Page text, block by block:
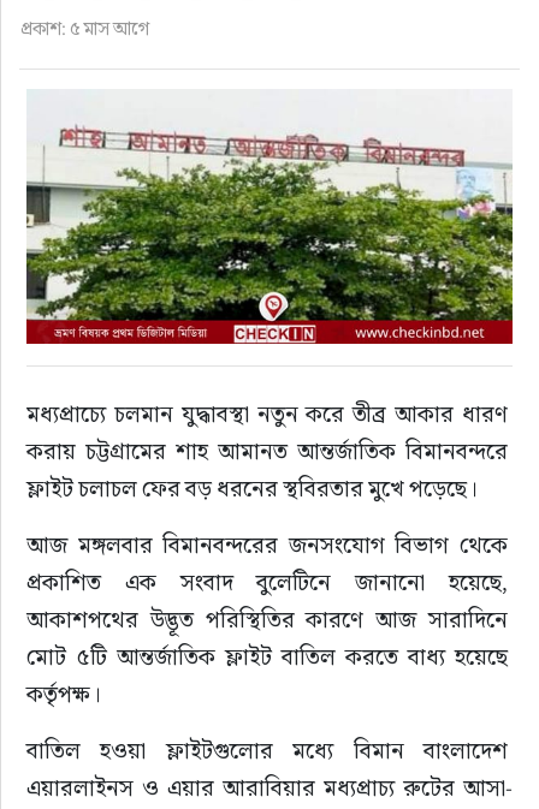
ফুড
হজ-ওমরাহ
ভিডিও
আরও
প্রকাশ: ৫ মাস আগে
মধ্যপ্রাচ্যে চলমান যুদ্ধাবস্থা নতুন করে তীব্র আকার ধারণ
করায় চট্টগ্রামের শাহ আমানত আন্তর্জাতিক বিমানবন্দরে
ফ্লাইট চলাচল ফের বড় ধরনের স্থবিরতার মুখে পড়েছে।
আজ মঙ্গলবার বিমানবন্দরের জনসংযোগ বিভাগ থেকে
প্রকাশিত এক সংবাদ বুলেটিনে জানানো হয়েছে,
আকাশপথের উদ্ভূত পরিস্থিতির কারণে আজ সারাদিনে
মোট ৫টি আন্তর্জাতিক ফ্লাইট বাতিল করতে বাধ্য হয়েছে
কর্তৃপক্ষ।
বাতিল হওয়া ফ্লাইটগুলোর মধ্যে বিমান বাংলাদেশ
এয়ারলাইনস ও এয়ার আরাবিয়ার মধ্যপ্রাচ্য রুটের আসা-